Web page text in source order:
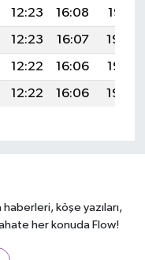
12:23 16:08
19:10
12:23 16:07
19:08
12:22 16:06
19:07
12:22 16:06 19:05
köşe yazıları,
her konuda Flow!